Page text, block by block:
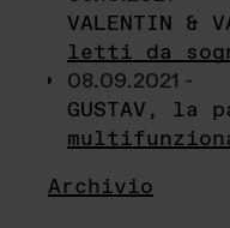
VALENTIN &
letti da
08.09.2021 -
GUSTAV, la
Archivio